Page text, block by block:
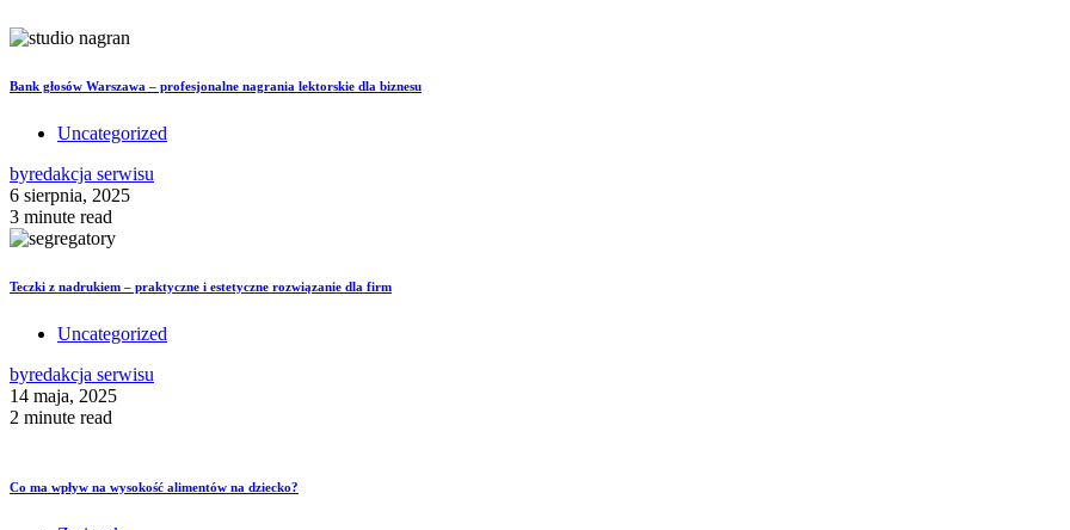
Bank głosów Warszawa – profesjonalne nagrania lektorskie dla biznesu
Uncategorized
byredakcja serwisu
6 sierpnia, 2025
3 minute read
Teczki z nadrukiem – praktyczne i estetyczne rozwiązanie dla firm
Uncategorized
byredakcja serwisu
14 maja, 2025
2 minute read
Co ma wpływ na wysokość alimentów na dziecko?